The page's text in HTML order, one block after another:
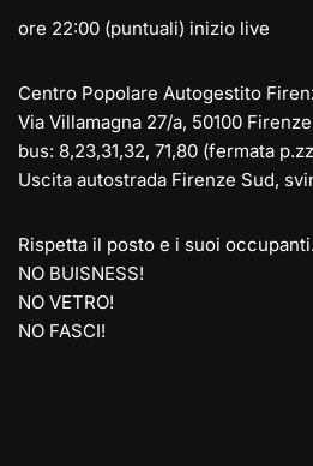
ore 22:00 (puntuali) inizio live
Centro Popolare Autogestito
Via Villamagna 27/a, 50100
bus: 8,23,31,32, 71,80 (fermata
Uscita autostrada Firenze Sud,
Rispetta il posto e i suoi
NO BUISNESS!
NO VETRO!
NO FASCI!